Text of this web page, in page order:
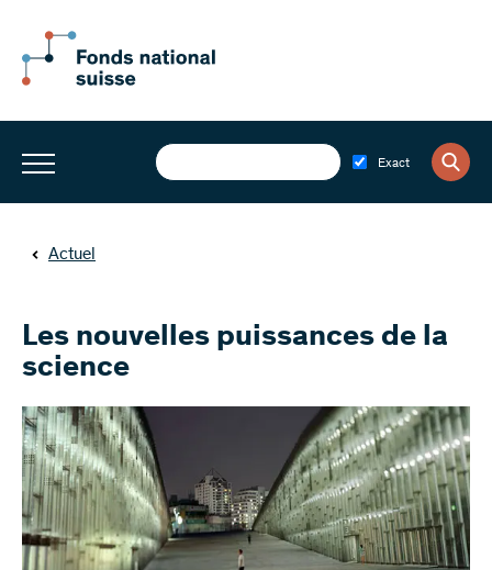
Exact
Actuel
Les nouvelles puissances de la
science